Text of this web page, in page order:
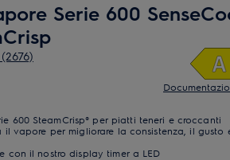
Serie 600
600 SteamCrisp® per piatti teneri e croccanti
il vapore per migliorare la consistenza, il gusto
con il nostro display timer a LED